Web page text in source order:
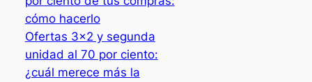
cómo hacerlo
Ofertas 3×2 y segunda
unidad al 70 por ciento:
¿cuál merece más la